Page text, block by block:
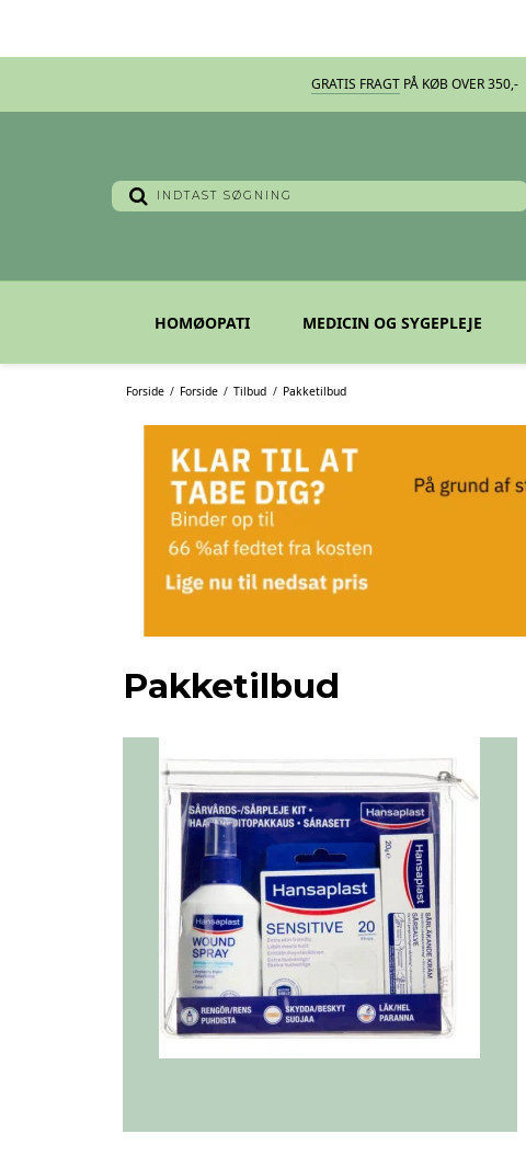
GRATIS FRAGTPÅ KØB OVER 350,-
HOMØOPATI MEDICIN OG SYGEPLEJE
Forside / Forside / Tilbud / Pakketilbud
Pakketilbud